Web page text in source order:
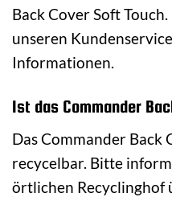
Back Cover Soft
unseren
Informationen.
Ist das Commander
Das Commander Back
recycelbar. Bitte
örtlichen Recyclinghof